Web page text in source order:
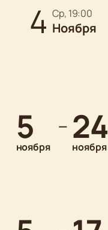
4 ср, 19:00
Ноября
5
ноября
— 24
ноября